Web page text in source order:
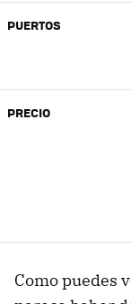
PUERTOS
PRECIO
Como puedes